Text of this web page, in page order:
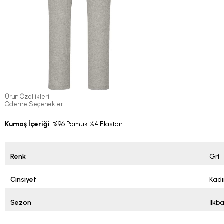
Ürün Özellikleri
Ödeme Seçenekleri
Kumaş İçeriği: %96 Pamuk %4 Elastan
Renk Gri
Cinsiyet
Sezon